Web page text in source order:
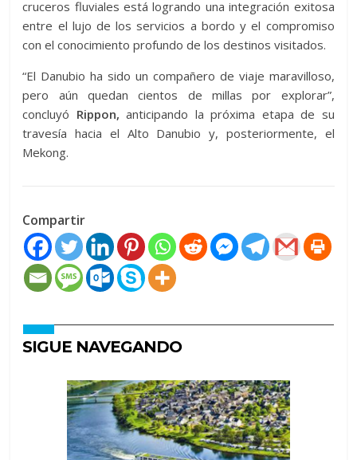
cruceros fluviales está logrando una integración exitosa
entre el lujo de los servicios a bordo y el compromiso
con el conocimiento profundo de los destinos visitados.
“El Danubio ha sido un compañero de viaje maravilloso,
pero aún quedan cientos de millas por explorar”,
concluyó Rippon, anticipando la próxima etapa de su
travesía hacia el Alto Danubio y, posteriormente, el
Mekong.
Compartir
SIGUE NAVEGANDO